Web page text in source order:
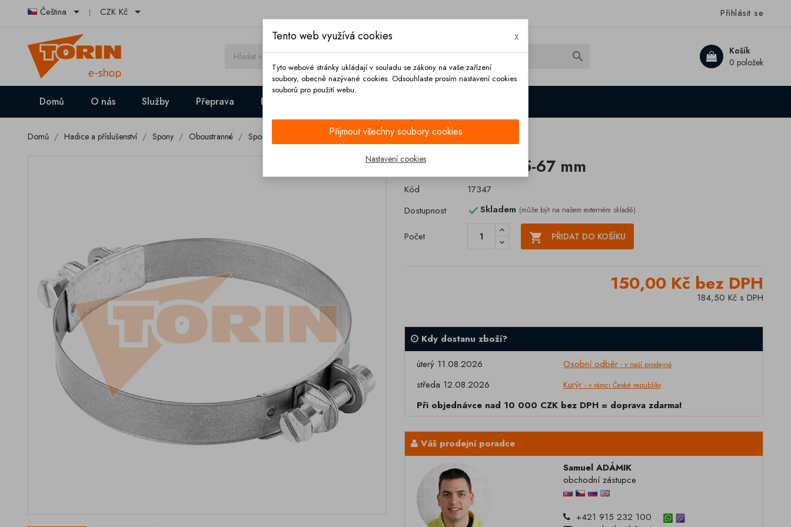
Čeština  CZK Kč  Přihlásit se
Košík
0 položek

Domů O nás Služby Přeprava Platba
Domů Hadice a příslušenství Spony Oboustranné Spona hadice 65-67 mm
Spona hadice 65-67 mm
Kód
17347
Dostupnost
Skladem (může být na našem externém skladě)
Počet  PŘIDAT DO KOŠÍKU
150,00 Kč bez DPH
184,50 Kč s DPH
Kdy dostanu zboží?
úterý 11.08.2026
Osobní odběr - v naší prodejně
středa 12.08.2026 Kurýr - v rámci České republiky
Při objednávce nad 10 000 CZK bez DPH = doprava zdarma!
Váš prodejní poradce
Samuel ADÁMIK
obchodní zástupce
+421 915 232 100
Tento web využívá cookies x
Tyto webové stránky ukládají v souladu se zákony na vaše zařízení
soubory, obecně nazývané cookies. Odsouhlaste prosím nastavení cookies
souborů pro použití webu.
Přijmout všechny soubory cookies
Nastavení cookies